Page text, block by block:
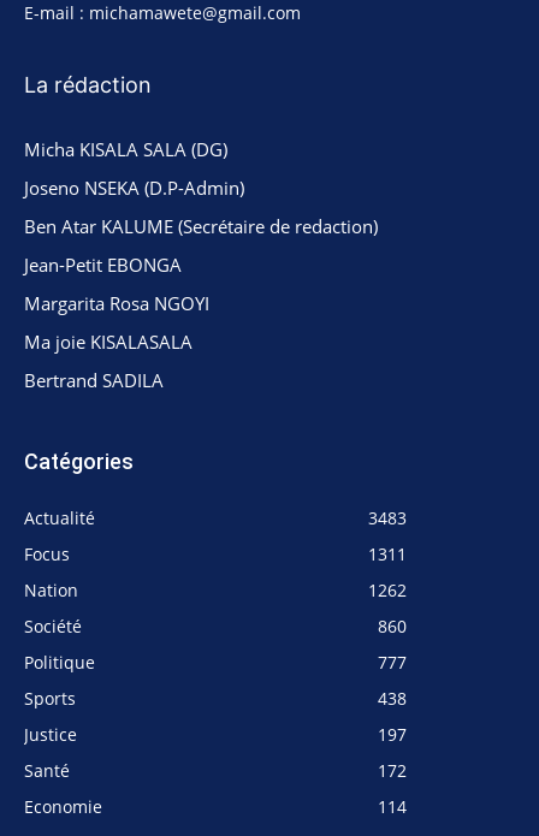
E-mail : michamawete@gmail.com
La rédaction
Micha KISALA SALA (DG)
Joseno NSEKA (D.P-Admin)
Ben Atar KALUME (Secrétaire de redaction)
Jean-Petit EBONGA
Margarita Rosa NGOYI
Ma joie KISALASALA
Bertrand SADILA
Catégories
Actualité
3483
Focus
1311
Nation
1262
Société
860
Politique
777
Sports
438
Justice
197
Santé
172
Economie
114